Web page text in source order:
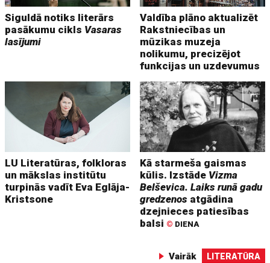
Siguldā notiks literārs
pasākumu cikls Vasaras
lasījumi
Valdība plāno aktualizēt
Rakstniecības un
mūzikas muzeja
nolikumu, precizējot
funkcijas un uzdevumus
LU Literatūras, folkloras
un mākslas institūtu
turpinās vadīt Eva Eglāja-
Kristsone
Kā starmeša gaismas
kūlis. Izstāde Vizma
Belševica. Laiks runā gadu
gredzenos atgādina
dzejnieces patiesības
balsi © DIENA
Vairāk LITERATŪRA